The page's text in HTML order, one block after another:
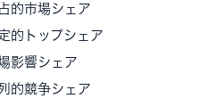
的市場シェア
的トップシェア
影響シェア
的競争シェア